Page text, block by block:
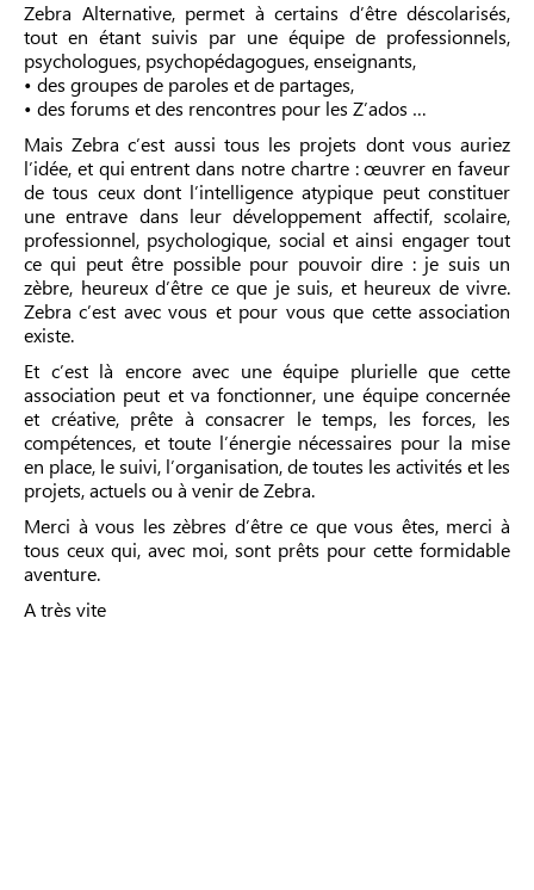
Zebra Alternative, permet à certains d’être déscolarisés,
tout en étant suivis par une équipe de professionnels,
psychologues, psychopédagogues, enseignants,
• des groupes de paroles et de partages,
• des forums et des rencontres pour les Z’ados …
Mais Zebra c’est aussi tous les projets dont vous auriez
l’idée, et qui entrent dans notre chartre : œuvrer en faveur
de tous ceux dont l’intelligence atypique peut constituer
une entrave dans leur développement affectif, scolaire,
professionnel, psychologique, social et ainsi engager tout
ce qui peut être possible pour pouvoir dire : je suis un
zèbre, heureux d’être ce que je suis, et heureux de vivre.
Zebra c’est avec vous et pour vous que cette association
existe.
Et c’est là encore avec une équipe plurielle que cette
association peut et va fonctionner, une équipe concernée
et créative, prête à consacrer le temps, les forces, les
compétences, et toute l’énergie nécessaires pour la mise
en place, le suivi, l’organisation, de toutes les activités et les
projets, actuels ou à venir de Zebra.
Merci à vous les zèbres d’être ce que vous êtes, merci à
tous ceux qui, avec moi, sont prêts pour cette formidable
aventure.
A très vite